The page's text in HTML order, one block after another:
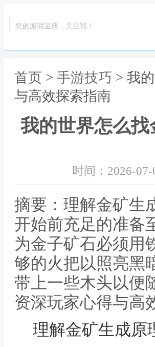
您的游戏宝典，关注我！
首页 > 手游技巧 > 我
与高效探索指南
我的世界怎么
时间：2026-07-
摘要：理解金矿生
开始前充足的准备
为金子矿石必须用
够的火把以照亮黑
带上一些木头以便
资深玩家心得与高
理解金矿生成原